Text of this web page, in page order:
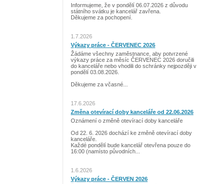
Informujeme, že v pondělí 06.07.2026 z důvodu
státního svátku je kancelář zavřena.
Děkujeme za pochopení.
1.7.2026
Výkazy práce - ČERVENEC 2026
Žádáme všechny zaměstnance, aby potvrzené
výkazy práce za měsíc ČERVENEC 2026 doručili
do kanceláře nebo vhodili do schránky nejpozději v
pondělí 03.08.2026.
Děkujeme za včasné...
17.6.2026
Změna otevírací doby kanceláře od 22.06.2026
Oznámení o změně otevírací doby kanceláře
Od 22. 6. 2026 dochází ke změně otevírací doby
kanceláře.
Každé pondělí bude kancelář otevřena pouze do
16:00 (namísto původních...
1.6.2026
Výkazy práce - ČERVEN 2026